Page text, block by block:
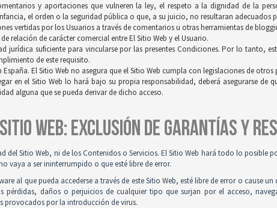
y aportaciones que vulneren la ley, el respeto a la dignidad de la
el orden o la seguridad pública o que, a su juicio, no resultaran adecuados
vertidas por los Usuarios a través de comentarios u otras herramientas de
relación de carácter comercial entre El Sitio Web y el Usuario.
jurídica suficiente para vincularse por las presentes Condiciones. Por lo tanto,
de este requisito.
El Sitio Web no asegura que el Sitio Web cumpla con legislaciones de
en el Sitio Web lo hará bajo su propia responsabilidad, deberá asegurarse de
alguna que se pueda derivar de dicho acceso.
WEB: EXCLUSIÓN DE GARANTÍAS Y
Sitio Web, ni de los Contenidos o Servicios. El Sitio Web hará todo lo posible
vaya a ser ininterrumpido o que esté libre de error.
al que pueda accederse a través de este Sitio Web, esté libre de error o cause
pérdidas, daños o perjuicios de cualquier tipo que surjan por el acceso,
provocados por la introducción de virus.